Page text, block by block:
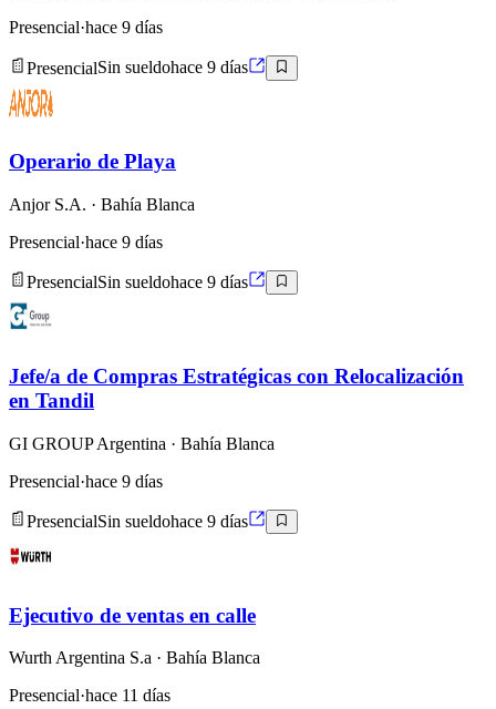
Presencial·hace 9 días
PresencialSin sueldohace 9 días
Operario de Playa
Anjor S.A. · Bahía Blanca
Presencial·hace 9 días
PresencialSin sueldohace 9 días
Jefe/a de Compras Estratégicas con Relocalización
en Tandil
GI GROUP Argentina · Bahía Blanca
Presencial·hace 9 días
PresencialSin sueldohace 9 días
Ejecutivo de ventas en calle
Wurth Argentina S.a · Bahía Blanca
Presencial·hace 11 días